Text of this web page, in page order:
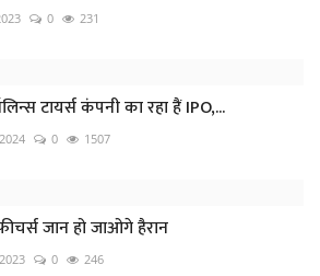
0 231
टायर्स कंपनी का रहा हैं IPO,...
0 1507
जान हो जाओगे हैरान
0 246